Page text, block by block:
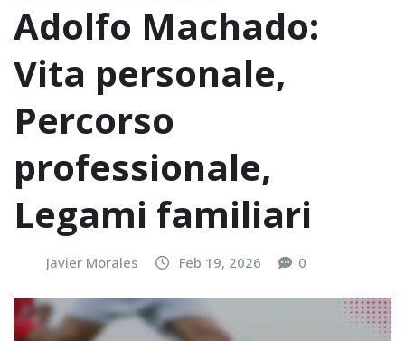
Adolfo Machado:
Vita personale,
Percorso
professionale,
Legami familiari
Javier Morales Feb 19, 2026 0